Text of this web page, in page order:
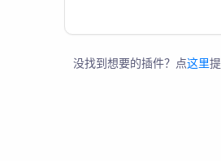
没找到想要的插件？点这里